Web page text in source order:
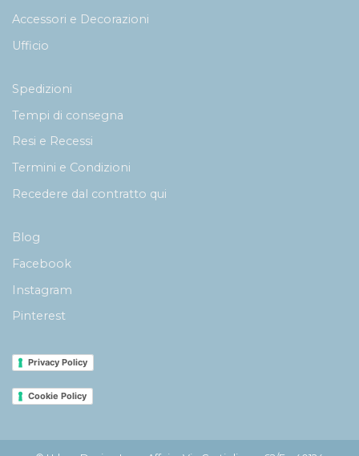
Accessori e Decorazioni
Ufficio
Spedizioni
Tempi di consegna
Resi e Recessi
Termini e Condizioni
Recedere dal contratto qui
Blog
Facebook
Instagram
Pinterest
Privacy Policy
Cookie Policy